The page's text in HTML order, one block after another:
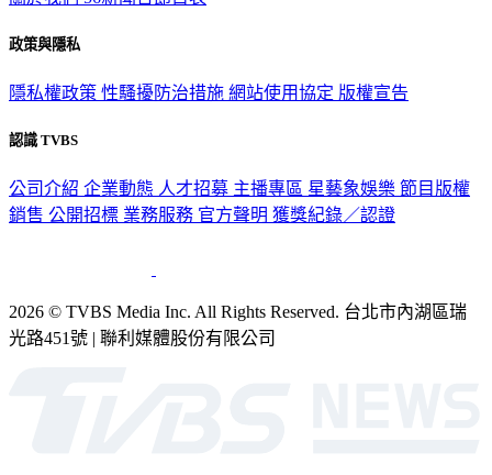
政策與隱私
隱私權政策 性騷擾防治措施 網站使用協定 版權宣告
認識 TVBS
公司介紹 企業動態 人才招募 主播專區 星藝象娛樂 節目版權
銷售 公開招標 業務服務 官方聲明 獲獎紀錄／認證
2026 © TVBS Media Inc. All Rights Reserved. 台北市內湖區瑞
光路451號 | 聯利媒體股份有限公司